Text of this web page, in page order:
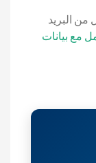
من البريد
مع بيانات